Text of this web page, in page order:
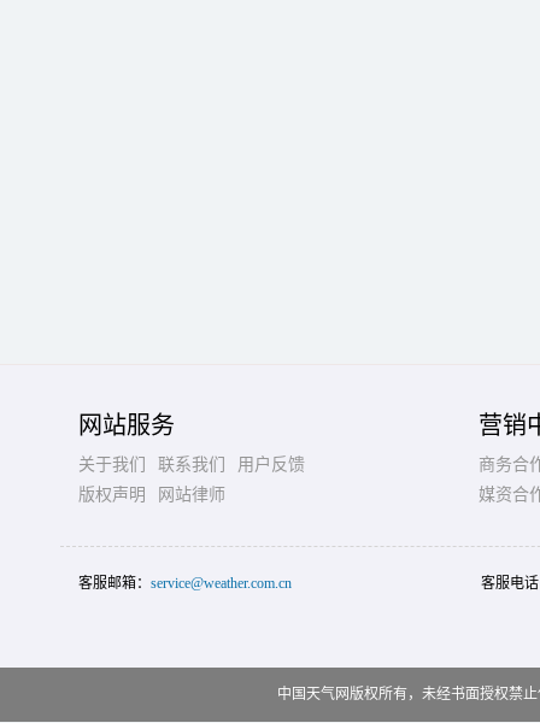
网站服务
关于我们 联系我们
用户反馈
版权声明
网站律师
营销
商务合
媒资合
客服邮箱： service@weather.com.cn 客服电
中国天气网版权所有，未经书面授权